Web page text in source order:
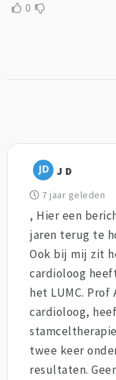
0
J D
7 jaar geleden
, Hier een
jaren terug te
Ook bij mij zit
cardioloog
het LUMC. Prof
cardioloog,
twee keer
resultaten.